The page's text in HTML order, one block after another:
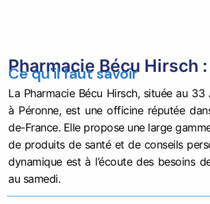
Pharmacie Bécu Hirsch
Ce qu'il faut savoir
La Pharmacie Bécu Hirsch, située au 33
à Péronne, est une officine réputée
de-France. Elle propose une large
de produits de santé et de conseils
dynamique est à l’écoute des besoins
au samedi.